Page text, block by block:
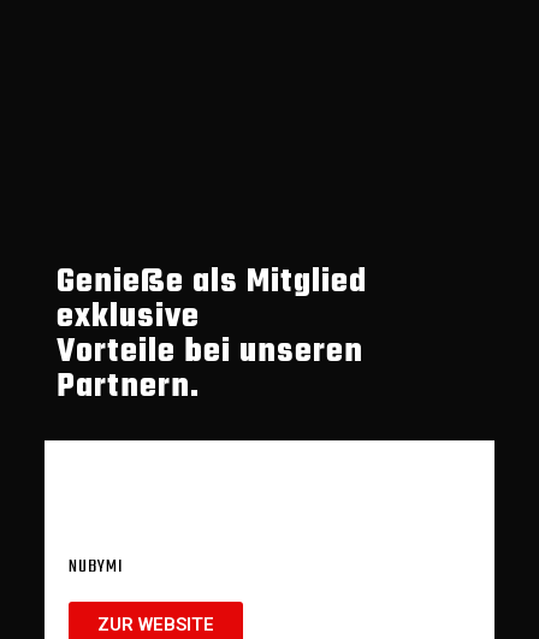
Genieße als Mitglied
exklusive
Vorteile bei unseren
Partnern.
NUBYMI
ZUR WEBSITE